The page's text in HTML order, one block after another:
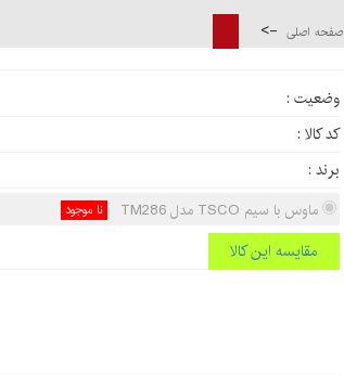
صفحه اصلی ->
وضعیت :
کد کالا :
برند :
ماوس با سیم TSCO مدل TM286 نا موجود
مقایسه این کالا